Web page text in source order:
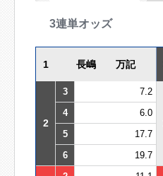
3連単オッズ
1 長嶋 万記
2
3 7.2
4
6.0
5
17.7
6
19.7